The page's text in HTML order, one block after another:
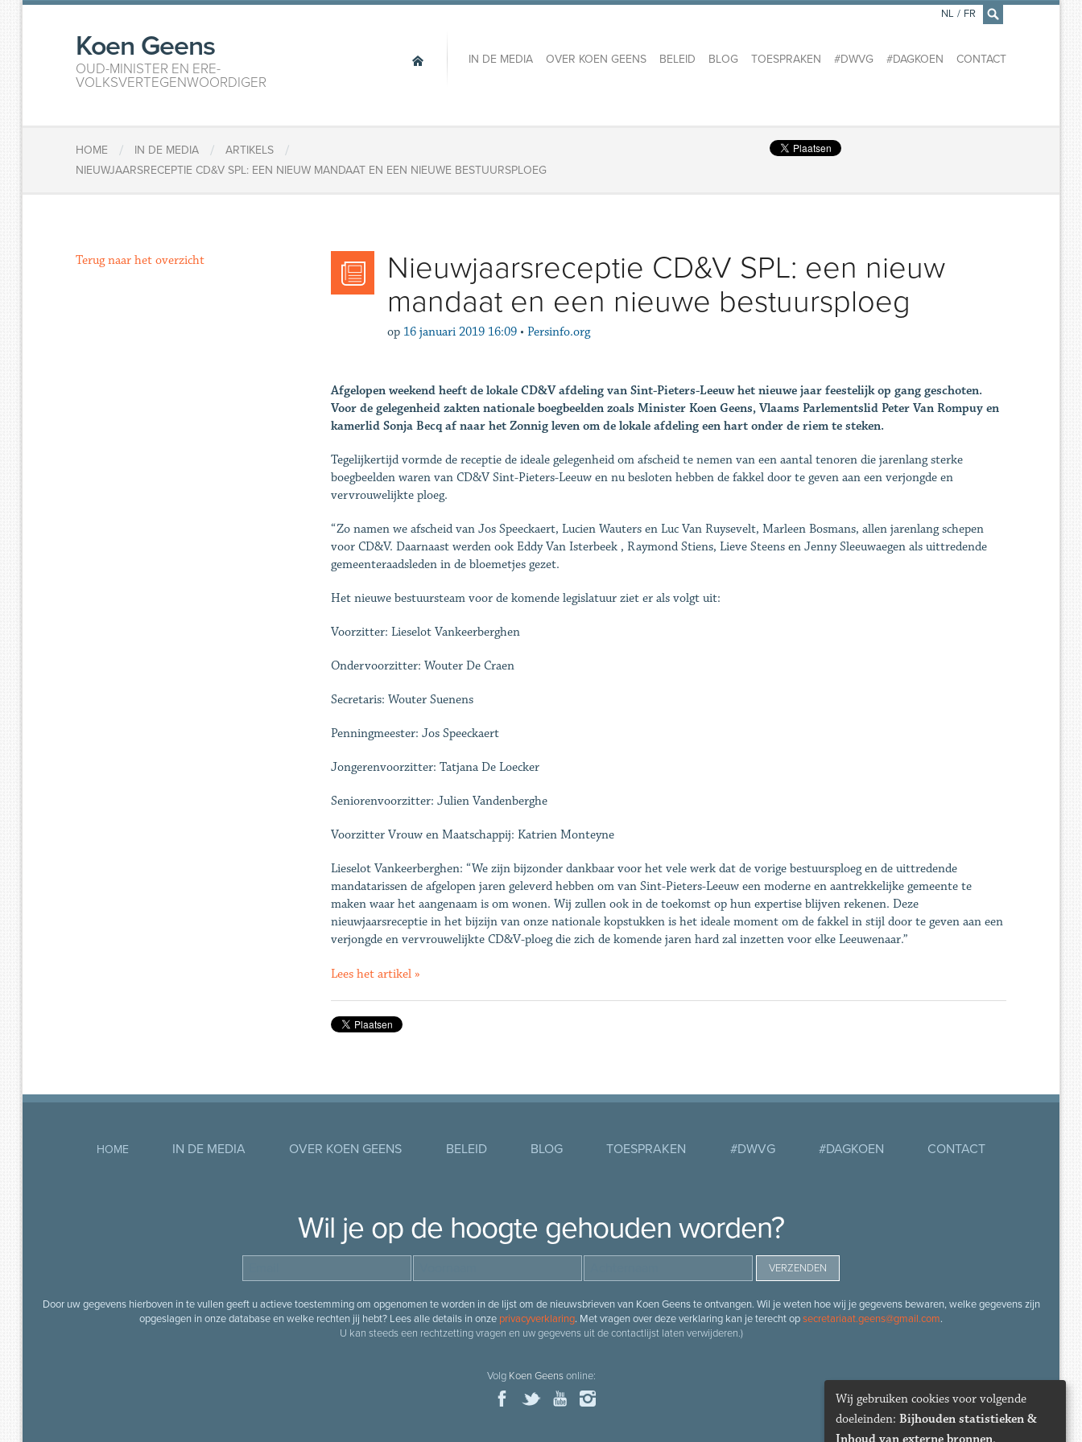
×
Koen Geens
OUD-MINISTER EN ERE-
VOLKSVERTEGENWOORDIGER
IN DE MEDIA OVER KOEN GEENS BELEID BLOG TOESPRAKEN #DWVG #DAGKOEN CONTACT
NL / FR
HOME / IN DE MEDIA / ARTIKELS /
NIEUWJAARSRECEPTIE CD&V SPL: EEN NIEUW MANDAAT EN EEN NIEUWE BESTUURSPLOEG
Nieuwjaarsreceptie CD&V SPL: een nieuw
mandaat en een nieuwe bestuursploeg
op 16 januari 2019 16:09 • Persinfo.org
Afgelopen weekend heeft de lokale CD&V afdeling van Sint-Pieters-Leeuw het nieuwe jaar feestelijk op gang geschoten.
Voor de gelegenheid zakten nationale boegbeelden zoals Minister Koen Geens, Vlaams Parlementslid Peter Van Rompuy en
kamerlid Sonja Becq af naar het Zonnig leven om de lokale afdeling een hart onder de riem te steken.
Tegelijkertijd vormde de receptie de ideale gelegenheid om afscheid te nemen van een aantal tenoren die jarenlang sterke
boegbeelden waren van CD&V Sint-Pieters-Leeuw en nu besloten hebben de fakkel door te geven aan een verjongde en
vervrouwelijkte ploeg.
“Zo namen we afscheid van Jos Speeckaert, Lucien Wauters en Luc Van Ruysevelt, Marleen Bosmans, allen jarenlang schepen
voor CD&V. Daarnaast werden ook Eddy Van Isterbeek , Raymond Stiens, Lieve Steens en Jenny Sleeuwaegen als uittredende
gemeenteraadsleden in de bloemetjes gezet.
Het nieuwe bestuursteam voor de komende legislatuur ziet er als volgt uit:
Voorzitter: Lieselot Vankeerberghen
Ondervoorzitter: Wouter De Craen
Secretaris: Wouter Suenens
Penningmeester: Jos Speeckaert
Jongerenvoorzitter: Tatjana De Loecker
Seniorenvoorzitter: Julien Vandenberghe
Voorzitter Vrouw en Maatschappij: Katrien Monteyne
Lieselot Vankeerberghen: “We zijn bijzonder dankbaar voor het vele werk dat de vorige bestuursploeg en de uittredende
mandatarissen de afgelopen jaren geleverd hebben om van Sint-Pieters-Leeuw een moderne en aantrekkelijke gemeente te
maken waar het aangenaam is om wonen. Wij zullen ook in de toekomst op hun expertise blijven rekenen. Deze
nieuwjaarsreceptie in het bijzijn van onze nationale kopstukken is het ideale moment om de fakkel in stijl door te geven aan een
verjongde en vervrouwelijkte CD&V-ploeg die zich de komende jaren hard zal inzetten voor elke Leeuwenaar.”
Lees het artikel »
Terug naar het overzicht
HOME IN DE MEDIA OVER KOEN GEENS BELEID BLOG TOESPRAKEN #DWVG #DAGKOEN CONTACT
Wil je op de hoogte gehouden worden?
Door uw gegevens hierboven in te vullen geeft u actieve toestemming om opgenomen te worden in de lijst om de nieuwsbrieven van Koen Geens te ontvangen. Wil je weten hoe wij je gegevens bewaren, welke gegevens zijn
opgeslagen in onze database en welke rechten jij hebt? Lees alle details in onze privacyverklaring. Met vragen over deze verklaring kan je terecht opsecretariaat.geens@gmail.com.
U kan steeds een rechtzetting vragen en uw gegevens uit de contactlijst laten verwijderen.)
Volg Koen Geensonline:
Wij gebruiken cookies voor volgende
doeleinden: Bijhouden statistieken &